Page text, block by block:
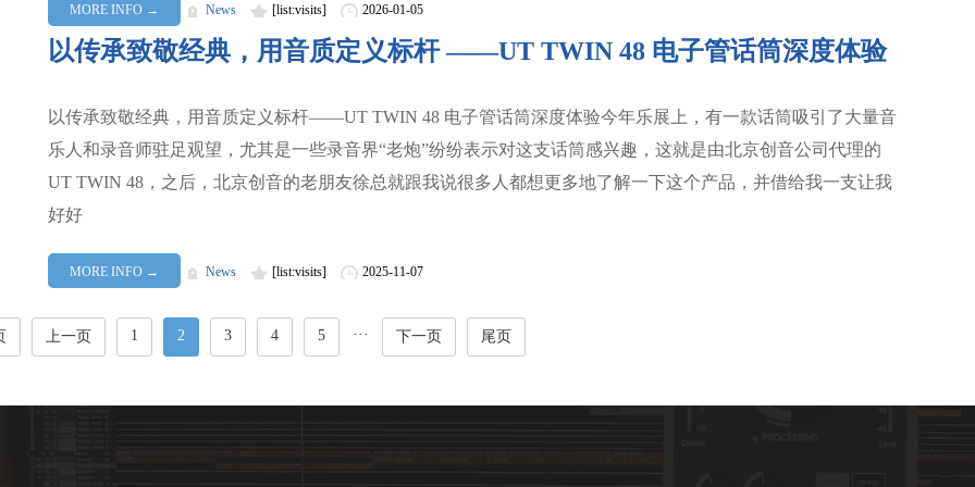
MORE INFO → News [list:visits] 2026-01-05
以传承致敬经典，用音质定义标杆 ——UT TWIN 48 电子管话筒深度体验
以传承致敬经典，用音质定义标杆——UT TWIN 48 电子管话筒深度体验今年乐展上，有一款话筒吸引了大量音
乐人和录音师驻足观望，尤其是一些录音界“老炮”纷纷表示对这支话筒感兴趣，这就是由北京创音公司代理的
UT TWIN 48，之后，北京创音的老朋友徐总就跟我说很多人都想更多地了解一下这个产品，并借给我一支让我
好好
MORE INFO → News [list:visits] 2025-11-07
上一页 1 2 3 4 5 ··· 下一页 尾页